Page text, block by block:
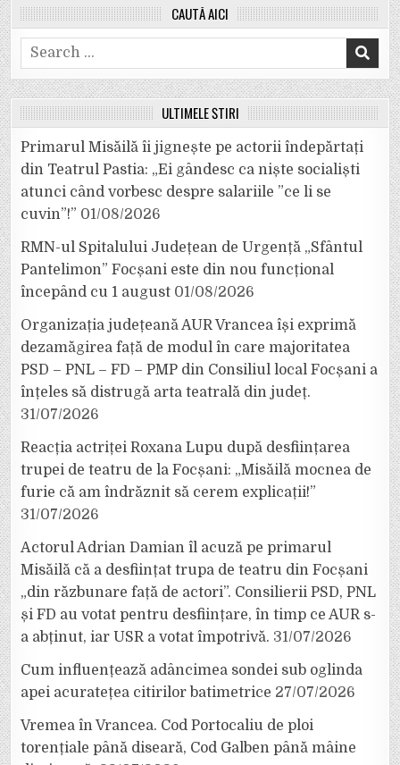
CAUTĂ AICI
Search
for:
ULTIMELE ȘTIRI
Primarul Misăilă îi jignește pe actorii îndepărtați
din Teatrul Pastia: „Ei gândesc ca niște socialiști
atunci când vorbesc despre salariile ”ce li se
cuvin”!” 01/08/2026
RMN-ul Spitalului Județean de Urgență „Sfântul
Pantelimon” Focșani este din nou funcțional
începând cu 1 august 01/08/2026
Organizația județeană AUR Vrancea își exprimă
dezamăgirea față de modul în care majoritatea
PSD – PNL – FD – PMP din Consiliul local Focșani a
înțeles să distrugă arta teatrală din județ.
31/07/2026
Reacția actriței Roxana Lupu după desființarea
trupei de teatru de la Focșani: „Misăilă mocnea de
furie că am îndrăznit să cerem explicații!”
31/07/2026
Actorul Adrian Damian îl acuză pe primarul
Misăilă că a desființat trupa de teatru din Focșani
„din răzbunare față de actori”. Consilierii PSD, PNL
și FD au votat pentru desființare, în timp ce AUR s-
a abținut, iar USR a votat împotrivă. 31/07/2026
Cum influențează adâncimea sondei sub oglinda
apei acuratețea citirilor batimetrice 27/07/2026
Vremea în Vrancea. Cod Portocaliu de ploi
torențiale până diseară, Cod Galben până mâine